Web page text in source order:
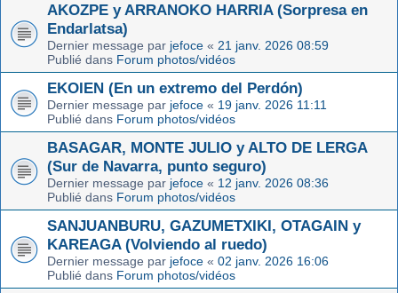
AKOZPE y ARRANOKO HARRIA (Sorpresa en
Endarlatsa)
Dernier message par jefoce « 21 janv. 2026 08:59
Publié dans Forum photos/vidéos
EKOIEN (En un extremo del Perdón)
Dernier message par jefoce « 19 janv. 2026 11:11
Publié dans Forum photos/vidéos
BASAGAR, MONTE JULIO y ALTO DE LERGA
(Sur de Navarra, punto seguro)
Dernier message par jefoce « 12 janv. 2026 08:36
Publié dans Forum photos/vidéos
SANJUANBURU, GAZUMETXIKI, OTAGAIN y
KAREAGA (Volviendo al ruedo)
Dernier message par jefoce « 02 janv. 2026 16:06
Publié dans Forum photos/vidéos